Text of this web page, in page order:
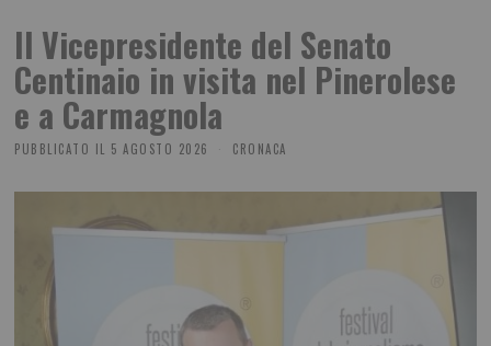
Il Vicepresidente del Senato
Centinaio in visita nel Pinerolese
e a Carmagnola
PUBBLICATO IL 5 AGOSTO 2026 CRONACA